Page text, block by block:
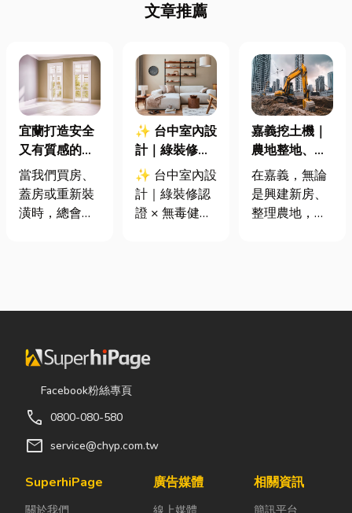
文章推薦
宜蘭打造安全
又有質感的
家，從專業門
窗開始
當我們買房、
蓋房或重新裝
潢時，總會把
天都在使用的
實，一扇好的
門窗不只是遮
風避雨而已，
安全、採光、
通風與生活品
氣候潮濕多
✨ 台中室內設
計｜綠裝修認
證 × 無毒健康
建材，打造安
全、舒適又有
✨ 台中室內設
計｜綠裝修認
證 × 無毒健康
其實一間專業
不只是提供空
生過程中，默
兼具美感、機
嘉義挖土機｜
農地整地、基
地開挖、土方
清運
在嘉義，無論
是興建新房、
整理農地，還
的嘉義挖土
言，從農田整
Facebook粉絲專頁
call 0800-080-580
mail service@chyp.com.tw
SuperhiPage
關於我們
廣告媒體
線上媒體
相關資訊
簡訊平台